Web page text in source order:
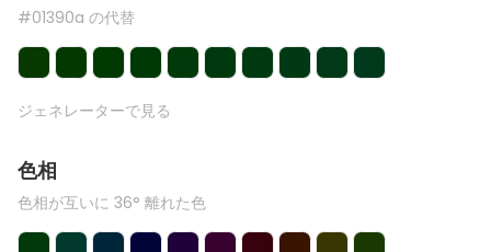
#01390a の代替
ジェネレーターで見る
色相
色相が互いに 36° 離れた色